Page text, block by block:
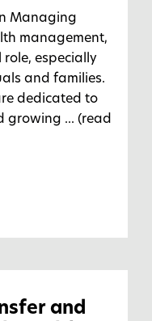
Managing
management,
especially
and families.
dedicated to
growing ... (read
and